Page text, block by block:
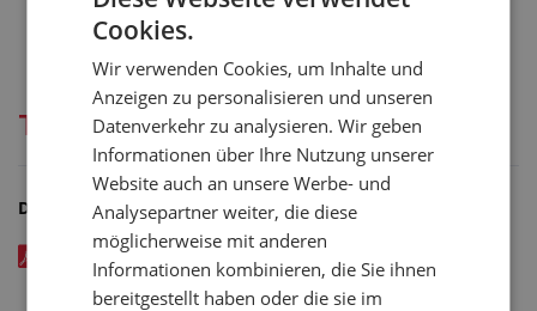
Technische Dokumentation
Dateien zum Herunterladen
Hadice AIRDUC PUR-INOX 355 FOOD-AS - katalogový list v
CZ - kód: 00199xxx
Cookies.
Wir verwenden Cookies, um Inhalte und
Anzeigen zu personalisieren und unseren
Datenverkehr zu analysieren. Wir geben
Informationen über Ihre Nutzung unserer
Website auch an unsere Werbe- und
Analysepartner weiter, die diese
möglicherweise mit anderen
Informationen kombinieren, die Sie ihnen
bereitgestellt haben oder die sie im